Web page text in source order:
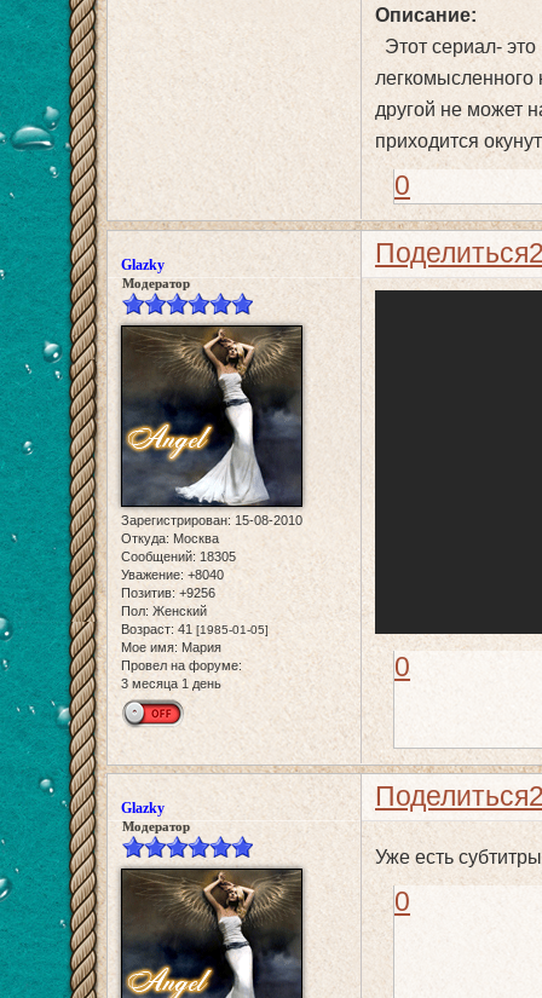
Описание:
Этот сериал-
легкомысленного
другой не может
приходится
0
Поделиться
Glazky
Модератор
Зарегистрирован: 15-08-2010
Откуда: Москва
Сообщений: 18305
Уважение: +8040
Позитив: +9256
Пол: Женский
Возраст: 41 [1985-01-05]
Мое имя: Мария
Провел на форуме:
3 месяца 1 день
0
Поделиться
Glazky
Модератор
Уже есть
0